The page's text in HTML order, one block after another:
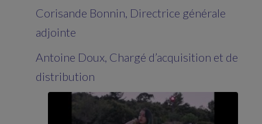
Corisande Bonnin, Directrice générale
adjointe
Antoine Doux, Chargé d’acquisition et de
distribution